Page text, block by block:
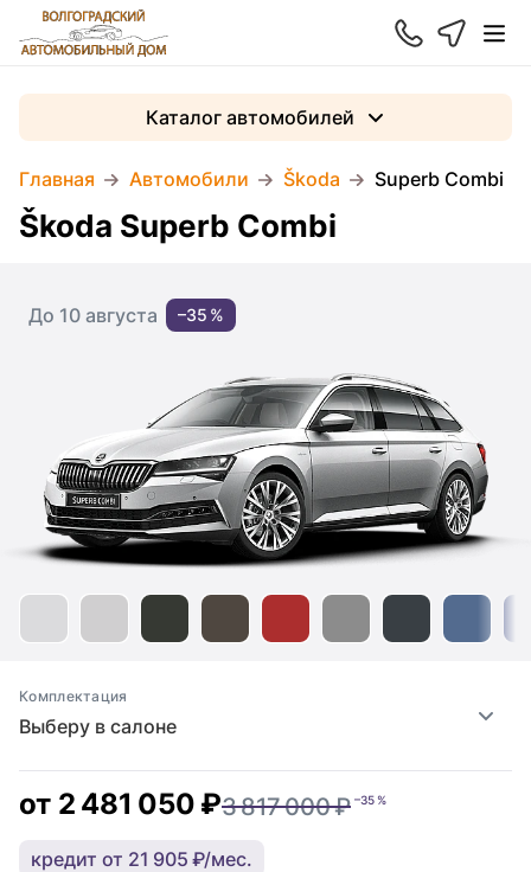
Главная Автомобили Škoda Superb Combi
Каталог автомобилей
Škoda Superb Combi
До 10 августа –35 %
Выберу в салоне
Комплектация
от 2 481 050 ₽3 817 000 ₽ –35 %
кредит от 21 905 ₽/мес.